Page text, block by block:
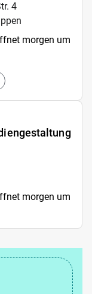
4
morgen um
morgen um